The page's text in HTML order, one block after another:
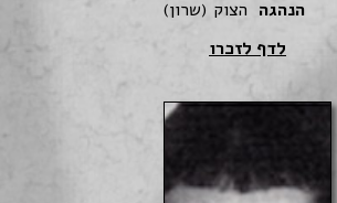
הנהגה הצוק (שרון)
לדף לזכרו